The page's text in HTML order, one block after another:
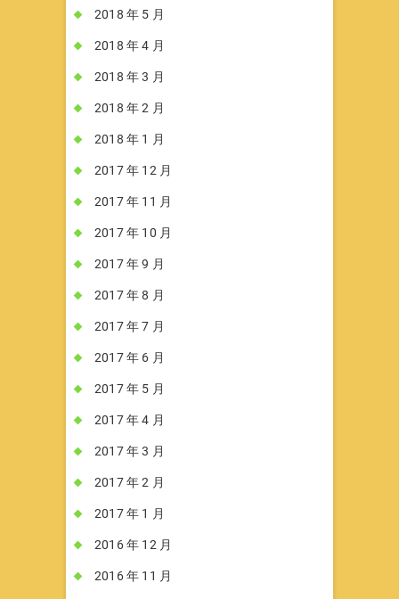
2018 年 5 月
2018 年 4 月
2018 年 3 月
2018 年 2 月
2018 年 1 月
2017 年 12 月
2017 年 11 月
2017 年 10 月
2017 年 9 月
2017 年 8 月
2017 年 7 月
2017 年 6 月
2017 年 5 月
2017 年 4 月
2017 年 3 月
2017 年 2 月
2017 年 1 月
2016 年 12 月
2016 年 11 月